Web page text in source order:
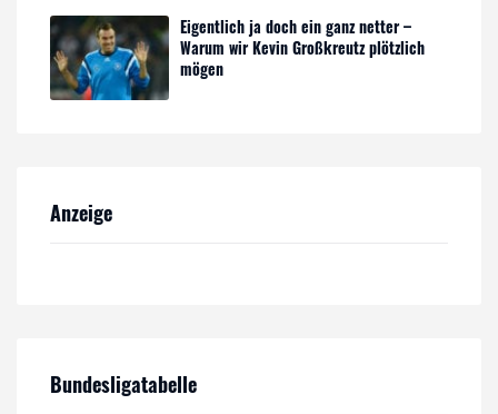
Eigentlich ja doch ein ganz netter –
Warum wir Kevin Großkreutz plötzlich
mögen
Anzeige
Bundesligatabelle